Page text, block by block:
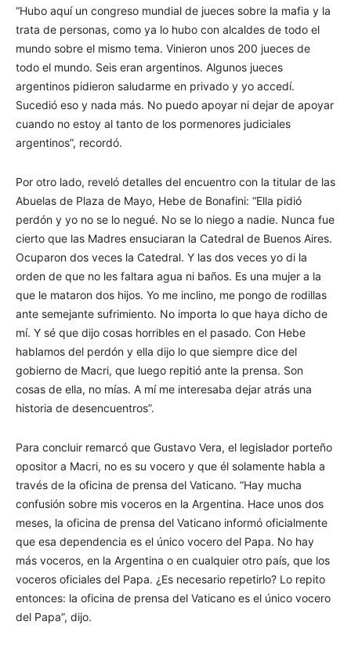
“Hubo aquí un congreso mundial de jueces sobre la mafia y la
trata de personas, como ya lo hubo con alcaldes de todo el
mundo sobre el mismo tema. Vinieron unos 200 jueces de
todo el mundo. Seis eran argentinos. Algunos jueces
argentinos pidieron saludarme en privado y yo accedí.
Sucedió eso y nada más. No puedo apoyar ni dejar de apoyar
cuando no estoy al tanto de los pormenores judiciales
argentinos”, recordó.
Por otro lado, reveló detalles del encuentro con la titular de las
Abuelas de Plaza de Mayo, Hebe de Bonafini: “Ella pidió
perdón y yo no se lo negué. No se lo niego a nadie. Nunca fue
cierto que las Madres ensuciaran la Catedral de Buenos Aires.
Ocuparon dos veces la Catedral. Y las dos veces yo di la
orden de que no les faltara agua ni baños. Es una mujer a la
que le mataron dos hijos. Yo me inclino, me pongo de rodillas
ante semejante sufrimiento. No importa lo que haya dicho de
mí. Y sé que dijo cosas horribles en el pasado. Con Hebe
hablamos del perdón y ella dijo lo que siempre dice del
gobierno de Macri, que luego repitió ante la prensa. Son
cosas de ella, no mías. A mí me interesaba dejar atrás una
historia de desencuentros”.
Para concluir remarcó que Gustavo Vera, el legislador porteño
opositor a Macri, no es su vocero y que él solamente habla a
través de la oficina de prensa del Vaticano. “Hay mucha
confusión sobre mis voceros en la Argentina. Hace unos dos
meses, la oficina de prensa del Vaticano informó oficialmente
que esa dependencia es el único vocero del Papa. No hay
más voceros, en la Argentina o en cualquier otro país, que los
voceros oficiales del Papa. ¿Es necesario repetirlo? Lo repito
entonces: la oficina de prensa del Vaticano es el único vocero
del Papa”, dijo.